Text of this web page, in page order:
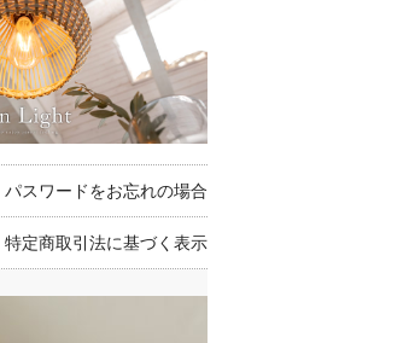
パスワードをお忘れの場合
特定商取引法に基づく表示